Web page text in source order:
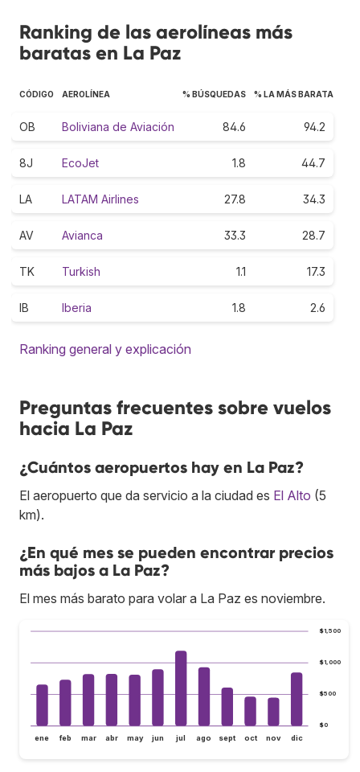
Ranking de las aerolíneas más
baratas en La Paz
CÓDIGO AEROLÍNEA % BÚSQUEDAS % LA MÁS BARATA
OB Boliviana de Aviación 84.6 94.2
8J EcoJet 1.8 44.7
LA LATAM Airlines 27.8 34.3
AV Avianca 33.3 28.7
TK Turkish 1.1 17.3
IB Iberia 1.8 2.6
Ranking general y explicación
Preguntas frecuentes sobre vuelos
hacia La Paz
¿Cuántos aeropuertos hay en La Paz?
El aeropuerto que da servicio a la ciudad es El Alto (5
km).
¿En qué mes se pueden encontrar precios
más bajos a La Paz?
El mes más barato para volar a La Paz es noviembre.
$0
$500
$1,000
$1,500
ene feb mar abr may jun jul ago sept oct nov dic